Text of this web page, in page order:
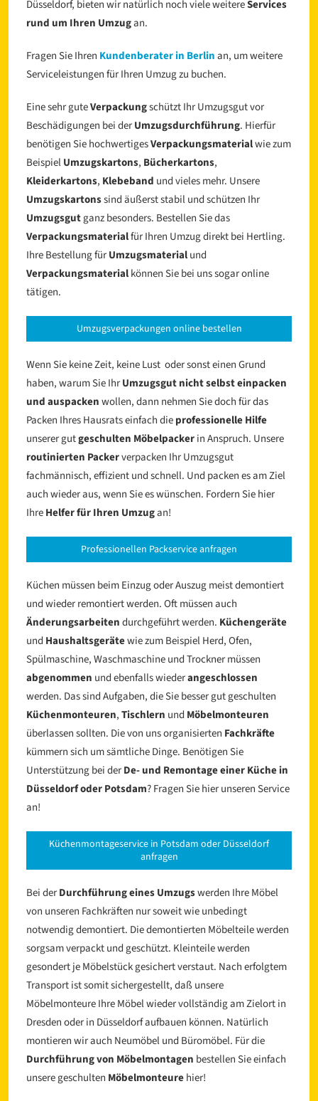
Düsseldorf, bieten wir natürlich noch viele weitereServices
rund um Ihren Umzugan.
Fragen Sie Ihren Kundenberater in Berlinan, um weitere
Serviceleistungen für Ihren Umzug zu buchen.
Eine sehr guteVerpackungschützt Ihr Umzugsgut vor
Beschädigungen bei derUmzugsdurchführung. Hierfür
benötigen Sie hochwertigesVerpackungsmaterialwie zum
BeispielUmzugskartons, Bücherkartons,
Kleiderkartons, Klebeband und vieles mehr. Unsere
Umzugskartonssind äußerst stabil und schützen Ihr
Umzugsgutganz besonders. Bestellen Sie das
Verpackungsmaterialfür Ihren Umzug direkt bei Hertling.
Ihre Bestellung fürUmzugsmaterialund
Verpackungsmaterialkönnen Sie bei uns sogar online
tätigen.
Umzugsverpackungen online bestellen
Wenn Sie keine Zeit, keine Lust oder sonst einen Grund
haben, warum Sie IhrUmzugsgut nicht selbst einpacken
und auspackenwollen, dann nehmen Sie doch für das
Packen Ihres Hausrats einfach dieprofessionelle Hilfe
unserer gutgeschulten Möbelpackerin Anspruch. Unsere
routinierten Packerverpacken Ihr Umzugsgut
fachmännisch, effizient und schnell. Und packen es am Ziel
auch wieder aus, wenn Sie es wünschen. Fordern Sie hier
IhreHelfer für Ihren Umzugan!
Professionellen Packservice anfragen
Küchen müssen beim Einzug oder Auszug meist demontiert
und wieder remontiert werden. Oft müssen auch
Änderungsarbeitendurchgeführt werden. Küchengeräte
und Haushaltsgerätewie zum Beispiel Herd, Ofen,
Spülmaschine, Waschmaschine und Trockner müssen
abgenommen und ebenfalls wiederangeschlossen
werden. Das sind Aufgaben, die Sie besser gut geschulten
Küchenmonteuren,Tischlern und Möbelmonteuren
überlassen sollten. Die von uns organisierten Fachkräfte
kümmern sich um sämtliche Dinge. Benötigen Sie
Unterstützung bei derDe- und Remontage einer Küche in
Düsseldorf oder Potsdam? Fragen Sie hier unseren Service
an!
Küchenmontageservice in Potsdam oder Düsseldorf
anfragen
Bei derDurchführung eines Umzugswerden Ihre Möbel
von unseren Fachkräften nur soweit wie unbedingt
notwendig demontiert. Die demontierten Möbelteile werden
sorgsam verpackt und geschützt. Kleinteile werden
gesondert je Möbelstück gesichert verstaut. Nach erfolgtem
Transport ist somit sichergestellt, daß unsere
Möbelmonteure Ihre Möbel wieder vollständig am Zielort in
Dresden oder in Düsseldorf aufbauen können. Natürlich
montieren wir auch Neumöbel und Büromöbel. Für die
Durchführung von Möbelmontagen bestellen Sie einfach
unsere geschulten Möbelmonteurehier!